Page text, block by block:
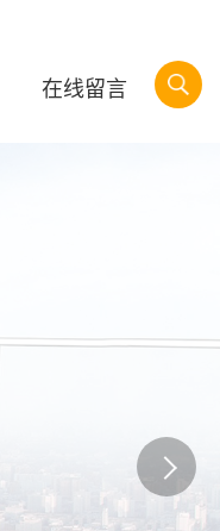
在线留言